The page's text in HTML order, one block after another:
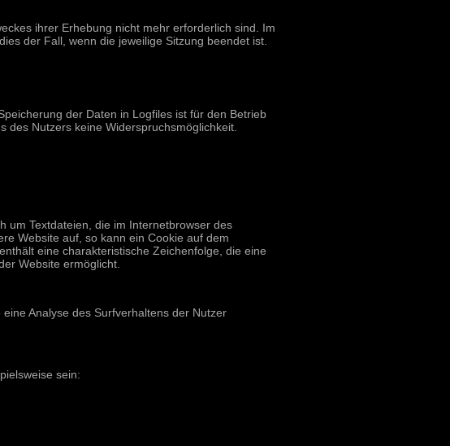
ihrer Erhebung nicht mehr erforderlich sind. Im
der Fall, wenn die jeweilige Sitzung beendet ist.
der Daten in Logfiles ist für den Betrieb
Nutzers keine Widerspruchsmöglichkeit.
um Textdateien, die im Internetbrowser des
Website auf, so kann ein Cookie auf dem
eine charakteristische Zeichenfolge, die eine
Website ermöglicht.
Analyse des Surfverhaltens der Nutzer
sein: